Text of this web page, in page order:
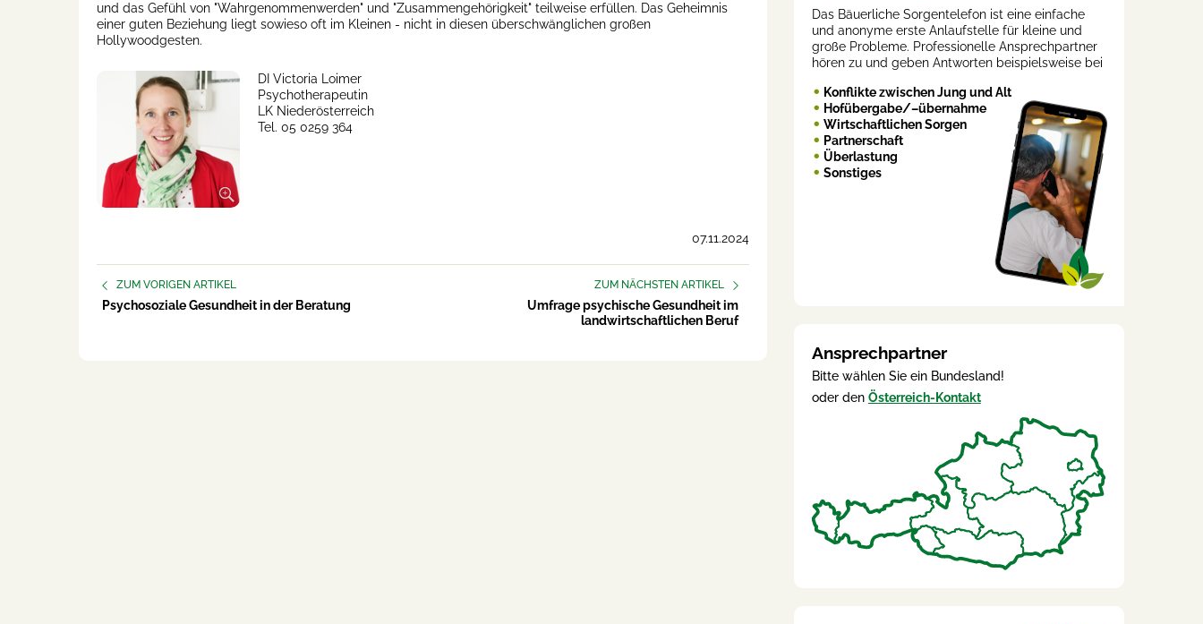
und das Gefühl von "Wahrgenommenwerden" und "Zusammengehörigkeit" teilweise erfüllen. Das Geheimnis
einer guten Beziehung liegt sowieso oft im Kleinen - nicht in diesen überschwänglichen großen
Hollywoodgesten.
DI Victoria Loimer
Psychotherapeutin
LK Niederösterreich
Tel. 05 0259 364
07.11.2024
ZUM VORIGEN ARTIKEL
Psychosoziale Gesundheit in der Beratung
ZUM NÄCHSTEN ARTIKEL
Umfrage psychische Gesundheit im
landwirtschaftlichen Beruf
Das Bäuerliche Sorgentelefon ist eine einfache
und anonyme erste Anlaufstelle für kleine und
große Probleme. Professionelle Ansprechpartner
hören zu und geben Antworten beispielsweise bei
Konflikte zwischen Jung und Alt
Hofübergabe/–übernahme
Wirtschaftlichen Sorgen
Partnerschaft
Überlastung
Sonstiges
Ansprechpartner
Bitte wählen Sie ein Bundesland!
oder den Österreich-Kontakt